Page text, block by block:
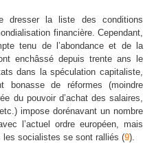
dresser la liste des conditions
financière. Cependant,
tenu de l’abondance et de la
enchâssé depuis trente ans le
dans la spéculation capitaliste,
bonasse de réformes (moindre
du pouvoir d’achat des salaires,
impose dorénavant un nombre
l’actuel ordre européen, mais
socialistes se sont ralliés (9).